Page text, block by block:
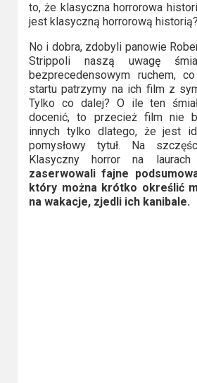
to, że klasyczna horrorowa
jest klasyczną horrorową historią?
No i dobra, zdobyli panowie
Strippoli naszą uwagę
bezprecedensowym ruchem,
startu patrzymy na ich film z
Tylko co dalej? O ile ten
docenić, to przecież film nie
innych tylko dlatego, że jest
pomysłowy tytuł. Na
Klasyczny horror na
zaserwowali fajne
który można krótko określić
na wakacje, zjedli ich kanibale.